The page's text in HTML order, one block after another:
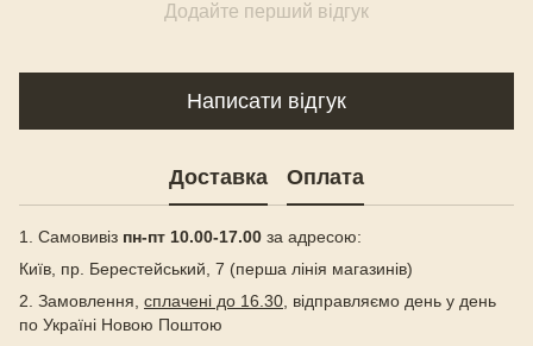
Додайте перший відгук
Написати відгук
Доставка Оплата
1. Самовивіз пн-пт 10.00-17.00 за адресою:
Київ, пр. Берестейський, 7 (перша лінія магазинів)
2. Замовлення, сплачені до 16.30, відправляємо день у день
по Україні Новою Поштою